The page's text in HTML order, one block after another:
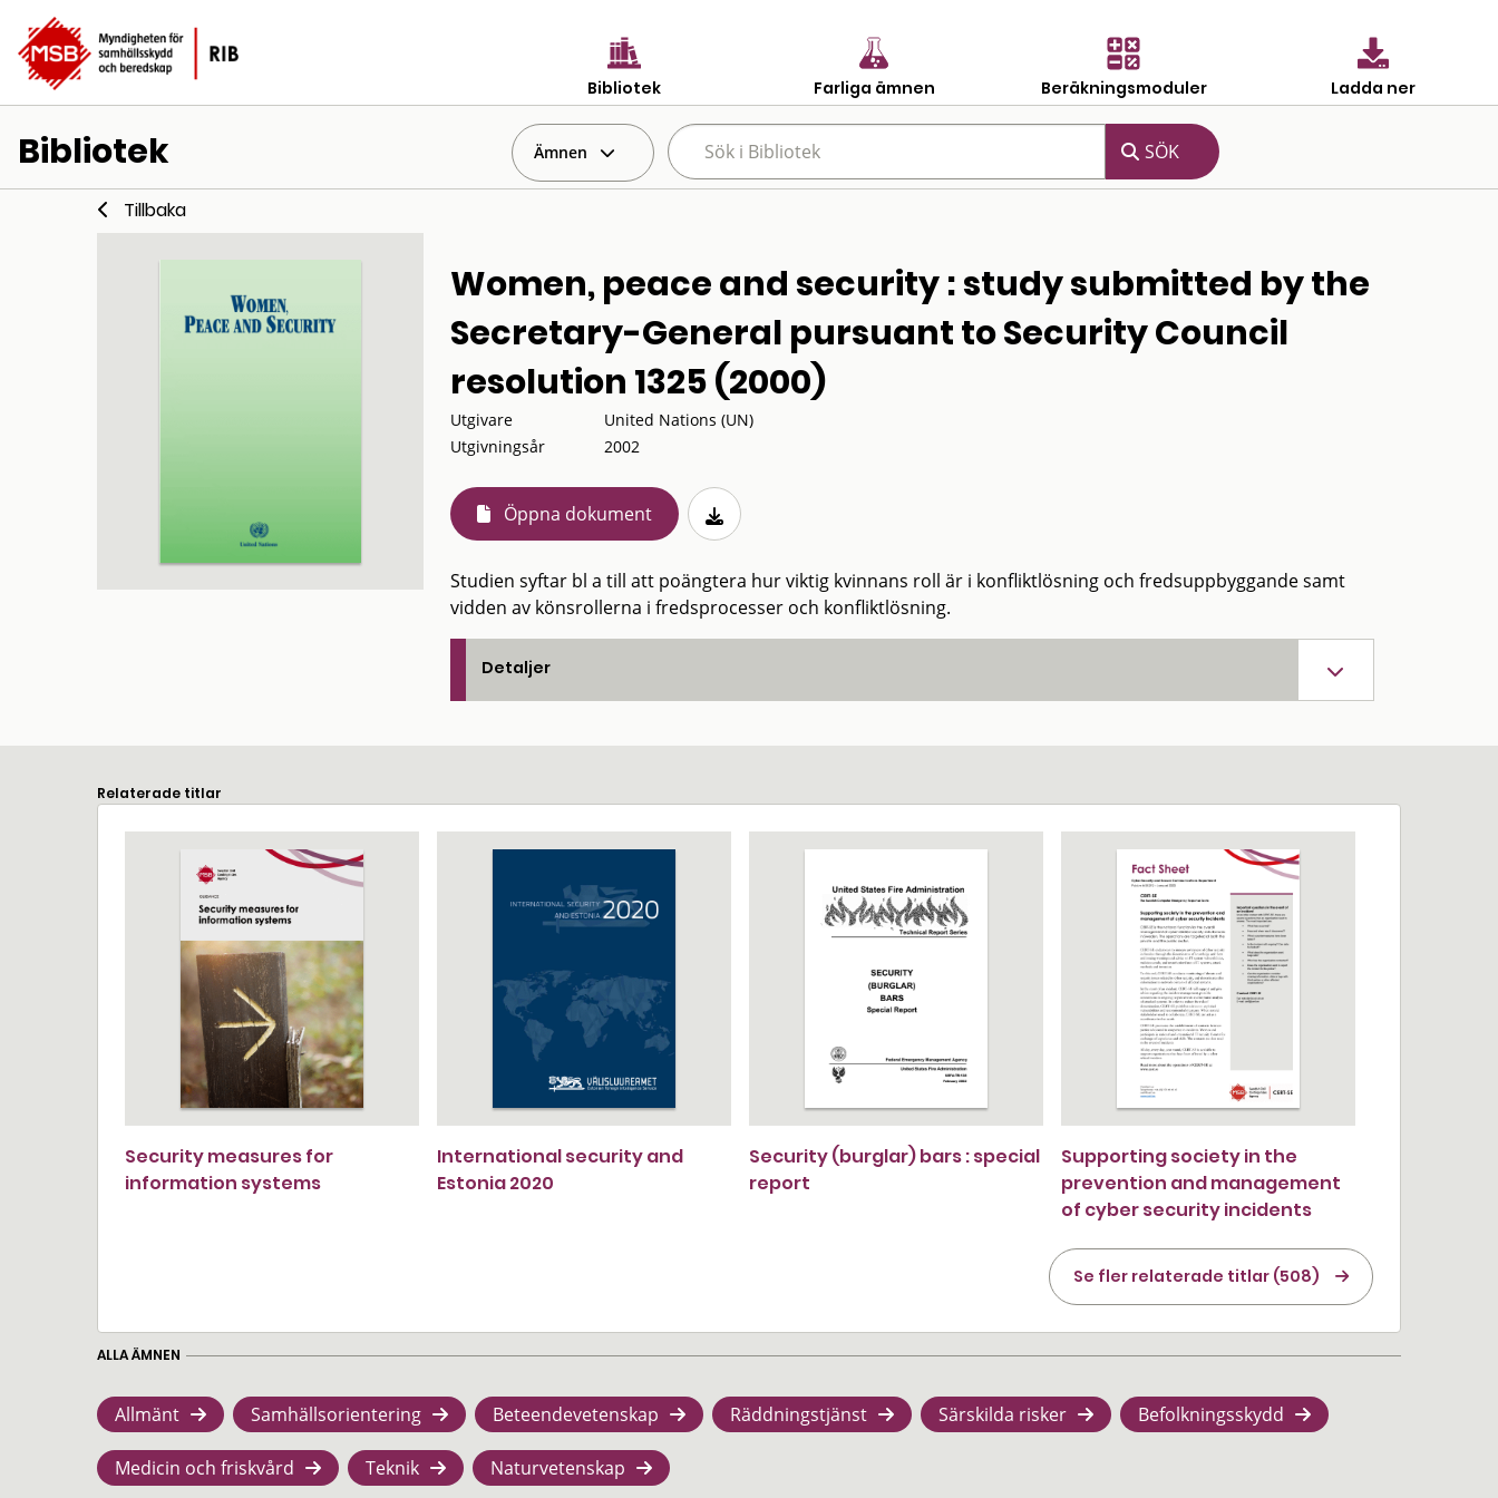
Bibliotek Farliga ämnen Beräkningsmoduler Ladda ner
Bibliotek Ämnen
Tillbaka
Women, peace and security : study submitted by the
Secretary-General pursuant to Security Council
resolution 1325 (2000)
Utgivare
United Nations (UN)
Utgivningsår
2002
Öppna dokument
Studien syftar bl a till att poängtera hur viktig kvinnans roll är i konfliktlösning och fredsuppbyggande samt
vidden av könsrollerna i fredsprocesser och konfliktlösning.
Detaljer
Relaterade titlar
Security measures for
information systems
International security and
Estonia 2020
Security (burglar) bars : special
report
Supporting society in the
prevention and management
of cyber security incidents
Se fler relaterade titlar (508)
ALLA ÄMNEN
Allmänt Samhällsorientering Beteendevetenskap Räddningstjänst Särskilda risker Befolkningsskydd
Medicin och friskvård Teknik Naturvetenskap